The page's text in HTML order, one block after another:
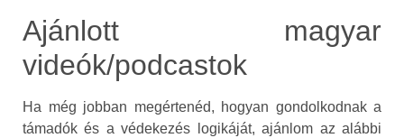
Ajánlott magyar
videók/podcastok
Ha még jobban megértenéd, hogyan gondolkodnak a
támadók és a védekezés logikáját, ajánlom az alábbi